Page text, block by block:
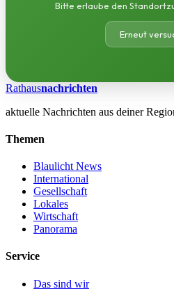
Bitte erlaube den
Erneut
Rathausnachrichten
aktuelle Nachrichten aus deiner
Themen
Blaulicht News
International
Gesellschaft
Lokales
Wirtschaft
Panorama
Service
Das sind wir